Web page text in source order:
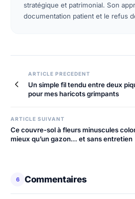
stratégique et patrimonial. Son
documentation patient et le refus
ARTICLE PRECEDENT
Un simple fil tendu entre deux
pour mes haricots grimpants
ARTICLE SUIVANT
Ce couvre-sol à fleurs minuscules
mieux qu’un gazon… et sans entretien
6 Commentaires